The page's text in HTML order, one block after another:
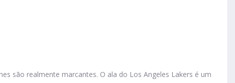
são realmente marcantes. O ala do Los Angeles Lakers é um